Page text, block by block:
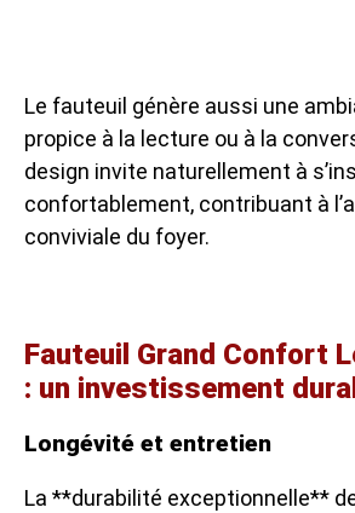
Le fauteuil génère aussi une
propice à la lecture ou à la
design invite naturellement à
confortablement, contribuant à
conviviale du foyer.
Fauteuil Grand Confort
: un investissement
Longévité et entretien
La **durabilité exceptionnelle**